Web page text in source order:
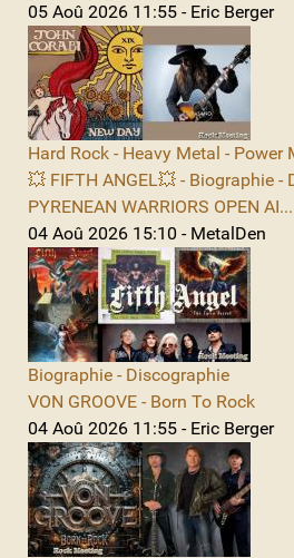
05 Aoû 2026 11:55 - Eric Berger
Hard Rock - Heavy Metal - Power
💥 FIFTH ANGEL💥 - Biographie -
PYRENEAN WARRIORS OPEN AI...
04 Aoû 2026 15:10 - MetalDen
Biographie - Discographie
VON GROOVE - Born To Rock
04 Aoû 2026 11:55 - Eric Berger